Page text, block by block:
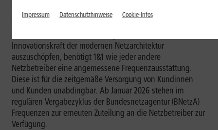
Anwendungen in Echtzeit.
Innovationskraft der modernen Netzarchitektur
auszuschöpfen, benötigt 1&1 wie jeder andere
Netzbetreiber eine angemessene Frequenzausstattung.
Diese ist für die zeitgemäße Versorgung von Kundinnen
und Kunden unabdingbar. Ab Januar 2026 stehen im
regulären Vergabezyklus der Bundesnetzagentur (BNetzA)
Frequenzen zur erneuten Zuteilung an die Netzbetreiber zur
Verfügung.
Impressum Datenschutzhinweise Cookie-Infos